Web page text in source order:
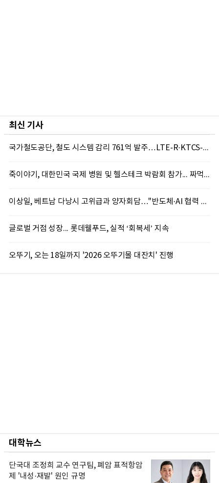
최신 기사
국가철도공단, 철도 시스템 감리 761억 발주…LTE-R·KTCS-2 구축 속도
죽이야기, 대한민국 국제 병원 및 헬스테크 박람회 참가... 짜먹는 죽 자판기 솔루션 선봬
이상일, 베트남 다낭시 고위급과 양자회담…"반도체·AI 협력 본격 확대"
글로벌 거점 성장... 롯데웰푸드, 실적 ‘회복세’ 지속
오뚜기, 오는 18일까지 '2026 오뚜기몰 대잔치' 진행
대학뉴스
단국대 조정희 교수 연구팀, 폐암 표적항암
제 '내성·재발' 원인 규명